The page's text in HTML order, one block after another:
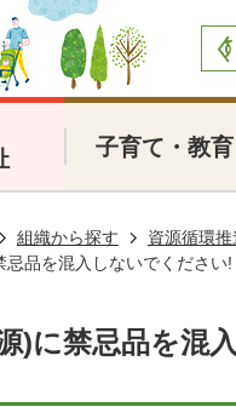
子育て・教育
組織から探す 資源循環推
品を混入しないでください!
)に禁忌品を混